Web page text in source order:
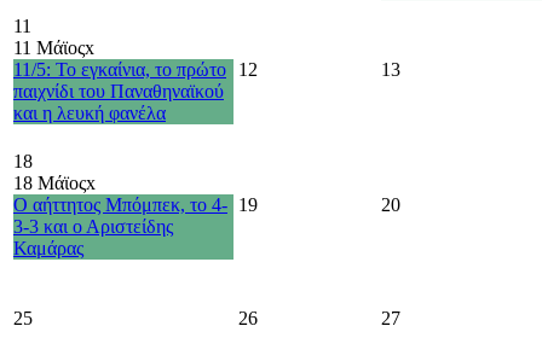
11
11 Μάϊοςx
11/5: Το εγκαίνια, το πρώτο
παιχνίδι του Παναθηναϊκού
και η λευκή φανέλα
12 13
18
18 Μάϊοςx
Ο αήττητος Μπόμπεκ, το 4-
3-3 και ο Αριστείδης
Καμάρας
19 20
25 26 27